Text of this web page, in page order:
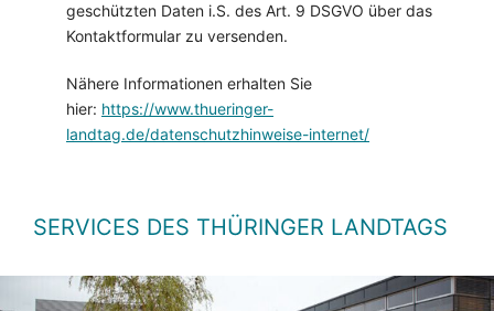
geschützten Daten i.S. des Art. 9 DSGVO über das
Kontaktformular zu versenden.
Nähere Informationen erhalten Sie
hier: https://www.thueringer-
landtag.de/datenschutzhinweise-internet/
SERVICES DES THÜRINGER LANDTAGS